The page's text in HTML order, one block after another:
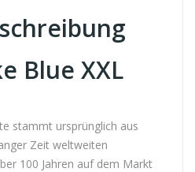
Blue XXL
stammt ursprünglich aus
Zeit weltweiten
100 Jahren auf dem Markt